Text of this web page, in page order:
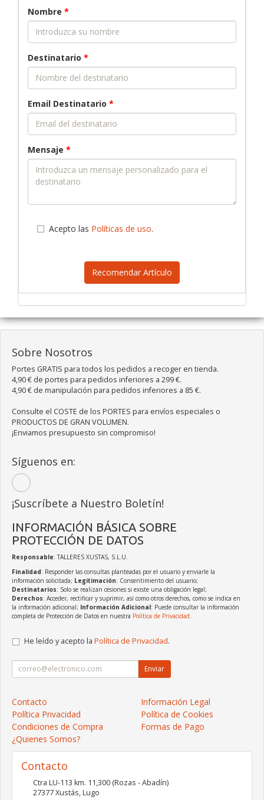
Nombre *
Destinatario *
Email Destinatario *
Mensaje *
Acepto las Políticas de uso.
Recomendar Artículo
Sobre Nosotros
Portes GRATIS para todos los pedidos a recoger en tienda.
4,90 € de portes para pedidos inferiores a 299 €.
4,90 € de manipulación para pedidos inferiores a 85 €.
Consulte el COSTE de los PORTES para envíos especiales o
PRODUCTOS DE GRAN VOLUMEN.
¡Enviamos presupuesto sin compromiso!
Síguenos en:
¡Suscríbete a Nuestro Boletín!
INFORMACIÓN BÁSICA SOBRE
PROTECCIÓN DE DATOS
Responsable: TALLERES XUSTAS, S.L.U.
Finalidad: Responder las consultas planteadas por el usuario y enviarle la
información solicitada; Legitimación: Consentimiento del usuario;
Destinatarios: Solo se realizan cesiones si existe una obligación legal;
Derechos: Acceder, rectificar y suprimir, así como otros derechos, como se indica en
la información adicional; Información Adicional: Puede consultar la información
completa de Protección de Datos en nuestra Política de Privacidad
He leído y acepto la Política de Privacidad.
Enviar
Contacto
Información Legal
Política Privacidad
Política de Cookies
Condiciones de Compra
Formas de Pago
¿Quienes Somos?
Contacto
Ctra LU-113 km. 11,300 (Rozas - Abadín)
27377Xustás,Lugo